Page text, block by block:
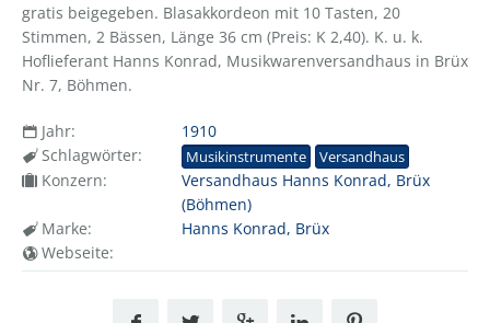
gratis beigegeben. Blasakkordeon mit 10 Tasten, 20
Stimmen, 2 Bässen, Länge 36 cm (Preis: K 2,40). K. u. k.
Hoflieferant Hanns Konrad, Musikwarenversandhaus in Brüx
Nr. 7, Böhmen.
Jahr:
1910
Schlagwörter:
Musikinstrumente Versandhaus
Konzern:
Versandhaus Hanns Konrad, Brüx
(Böhmen)
Marke:
Hanns Konrad, Brüx
Webseite: